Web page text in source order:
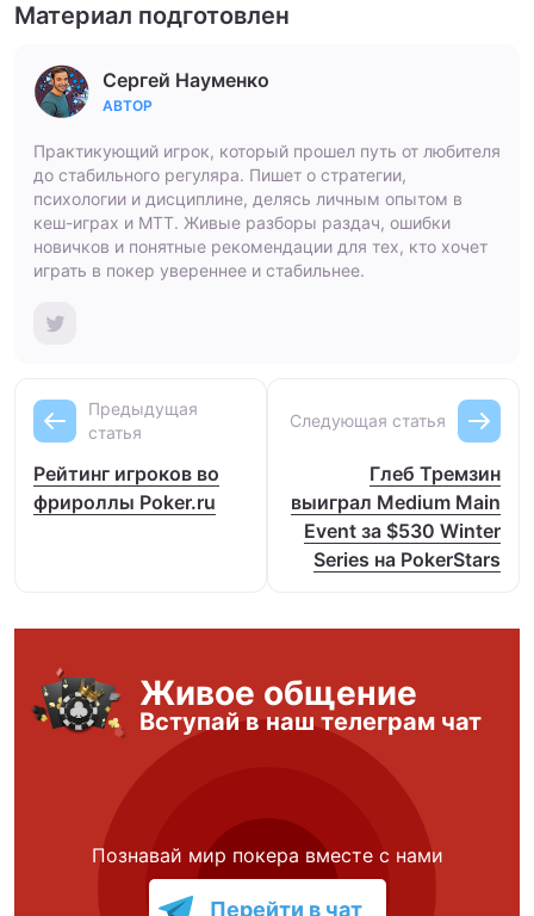
Материал подготовлен
Сергей Науменко
АВТОР
Практикующий игрок, который прошел путь от любителя
до стабильного регуляра. Пишет о стратегии,
психологии и дисциплине, делясь личным опытом в
кеш-играх и МТТ. Живые разборы раздач, ошибки
новичков и понятные рекомендации для тех, кто хочет
играть в покер увереннее и стабильнее.
Предыдущая
статья
Рейтинг игроков во
фрироллы Poker.ru
Следующая статья
Глеб Тремзин
выиграл Medium Main
Event за $530 Winter
Series на PokerStars
Живое общение
Вступай в наш телеграм чат
Познавай мир покера вместе с нами
Перейти в чат